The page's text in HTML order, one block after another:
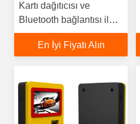
Kartı dağıtıcısı ve
Bluetooth bağlantısı ile
Self Check In Makinesi
En İyi Fiyatı Alın